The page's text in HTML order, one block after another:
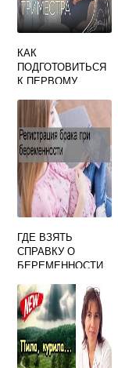
КАК
ПОДГОТОВИТЬСЯ
К ПЕРВОМУ
БЕРЕМЕННОСТИ
12 НЕДЕЛЬ
ГДЕ ВЗЯТЬ
СПРАВКУ О
БЕРЕМЕННОСТИ